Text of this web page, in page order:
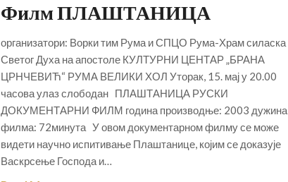
Филм ПЛАШТАНИЦА
организатори: Ворки тим Рума и СПЦО Рума-Храм силаска
Светог Духа на апостоле КУЛТУРНИ ЦЕНТАР „БРАНА
ЦРНЧЕВИЋ“ РУМА ВЕЛИКИ ХОЛ Уторак, 15. мај у 20.00
часова улаз слободан ПЛАШТАНИЦА РУСКИ
ДОКУМЕНТАРНИ ФИЛМ година производње: 2003 дужина
филма: 72минута У овом документарном филму се може
видети научно испитивање Плаштанице, којим се доказује
Васкрсење Господа и…